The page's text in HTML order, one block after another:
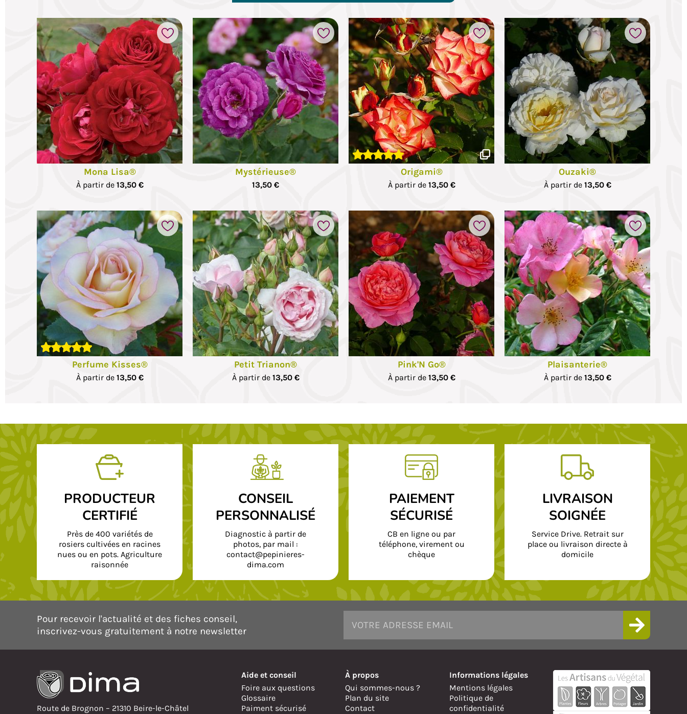
Mona Lisa®
À partir de 13,50 €
Mystérieuse®
13,50 €
2 photos
Origami®
À partir de 13,50 €
Ajouter à mes favoris
Ouzaki®
À partir de 13,50 €
Ajouter à mes favoris
Perfume Kisses®
À partir de 13,50 €
Petit Trianon®
À partir de 13,50 €
Pink'N Go®
À partir de 13,50 €
Ajouter à mes favoris
Plaisanterie®
À partir de 13,50 €
Ajouter à mes favoris
PRODUCTEUR
CERTIFIÉ
Près de 400 variétés de
rosiers cultivées en racines
nues ou en pots. Agriculture
raisonnée
CONSEIL
PERSONNALISÉ
Diagnostic à partir de
photos, par mail :
contact@pepinieres-
dima.com
PAIEMENT
SÉCURISÉ
CB en ligne ou par
téléphone, virement ou
chèque
LIVRAISON
SOIGNÉE
Service Drive. Retrait sur
place ou livraison directe à
domicile
Pour recevoir l'actualité et des fiches conseil,
inscrivez-vous gratuitement à notre newsletter
Route de Brognon – 21310 Beire-le-Châtel
Aide et conseil
Foire aux questions
Glossaire
Paiment sécurisé
À propos
Qui sommes-nous ?
Plan du site
Contact
Informations légales
Mentions légales
Politique de
confidentialité